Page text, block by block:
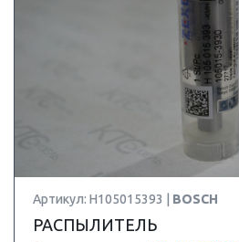
Артикул: H105015393 | BOSCH
РАСПЫЛИТЕЛЬ